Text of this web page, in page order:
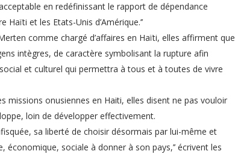
en redéfinissant le rapport de dépendance
et les Etats-Unis d’Amérique.’’
comme chargé d’affaires en Haïti, elles affirment que
intègres, de caractère symbolisant la rupture afin
et culturel qui permettra à tous et à toutes de vivre
missions onusiennes en Haiti, elles disent ne pas vouloir
loin de développer effectivement.
sa liberté de choisir désormais par lui-même et
sociale à donner à son pays,’’ écrivent les